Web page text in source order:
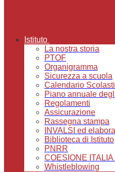
Istituto
La nostra storia
PTOF
Organigramma
Sicurezza a scuola
Calendario
Piano annuale
Regolamenti
Assicurazione
Rassegna stampa
INVALSI ed
Biblioteca di Istituto
PNRR
COESIONE
Whistleblowing